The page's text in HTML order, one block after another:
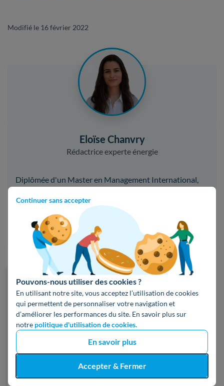
Continuer sans accepter
Pouvons-nous utiliser des cookies ?
En utilisant notre site, vous acceptez l’utilisation de cookies
qui permettent de personnaliser votre navigation et
d’améliorer les performances du site. En savoir plus sur
notre politique d'utilisation de cookies.
En savoir plus
Accepter & Fermer
Modèle gratuit d'état des lieux
Télécharger
Modifié le 16 février 2022
Eloïse Chanvry
Rédactrice experte énergie
Diplômée d'un Master en Management International,
Spécialiste du marché de l'énergie, des sujets d'écologie
et du déménagement, elle vous aide à en comprendre
tous les tenants et les aboutissants !